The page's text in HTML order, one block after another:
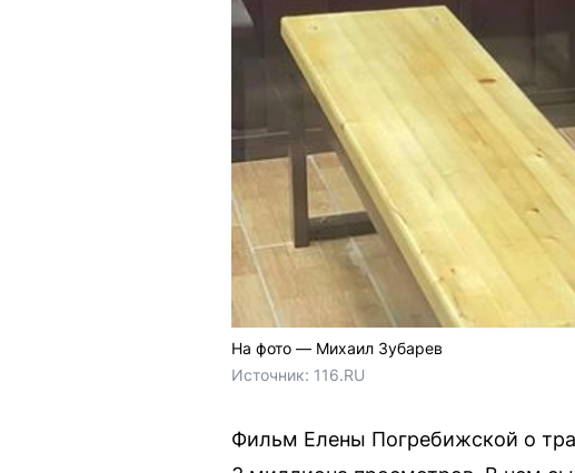
На фото — Михаил Зубарев
Источник: 116.RU
Фильм Елены Погребижской о